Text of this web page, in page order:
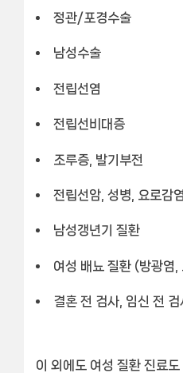
정관/포경수술
남성수술
전립선염
전립선비대증
조루증, 발기부전
전립선암, 성병, 요로감염
남성갱년기 질환
여성 배뇨 질환 (방광염,
결혼 전 검사, 임신 전 검
이 외에도 여성 질환 진료